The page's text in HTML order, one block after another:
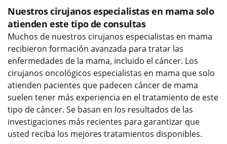
Nuestros cirujanos especialistas en mama solo
atienden este tipo de consultas
Muchos de nuestros cirujanos especialistas en mama
recibieron formación avanzada para tratar las
enfermedades de la mama, incluido el cáncer. Los
cirujanos oncológicos especialistas en mama que solo
atienden pacientes que padecen cáncer de mama
suelen tener más experiencia en el tratamiento de este
tipo de cáncer. Se basan en los resultados de las
investigaciones más recientes para garantizar que
usted reciba los mejores tratamientos disponibles.